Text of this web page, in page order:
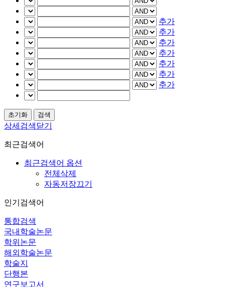
추가
추가
추가
추가
추가
추가
추가
상세검색닫기
최근검색어
최근검색어 옵션
전체삭제
자동저장끄기
인기검색어
통합검색
국내학술논문
학위논문
해외학술논문
학술지
단행본
연구보고서